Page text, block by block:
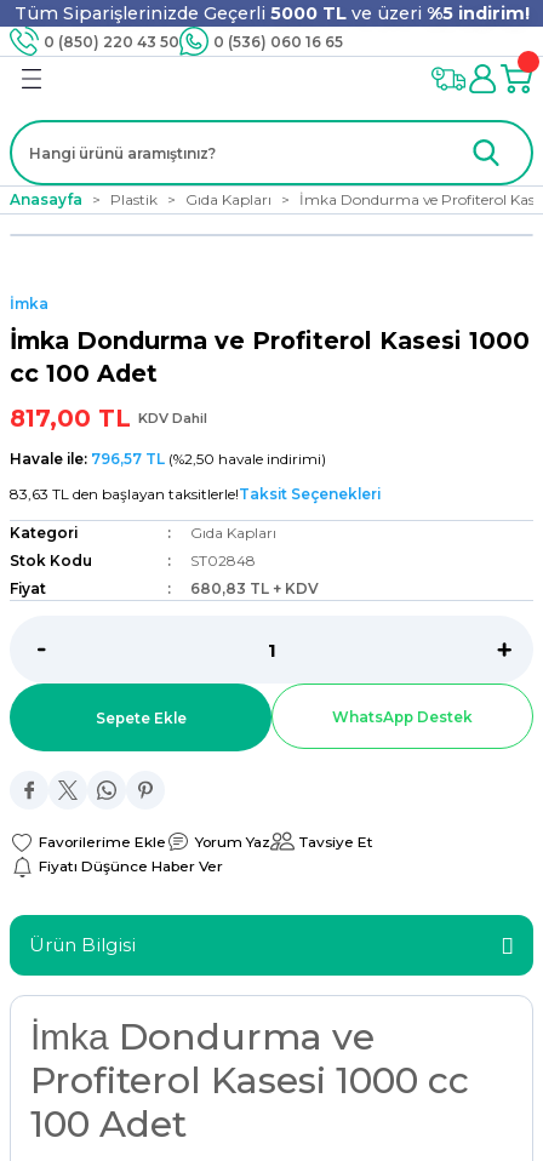
Tüm Siparişlerinizde Geçerli 5000 TLve üzeri %5 indirim!
0 (850) 220 43 50 0 (536) 060 16 65
Geri Dön
Geri Dön
Ürünleri
Geri Dön
Geri Dön
Tahta Karıştırıcı
Geri Dön
Kapları
Geri Dön
Geri Dön
Geri Dön
Anasayfa Plastik Gıda Kapları İmka Dondurma ve Profiterol
İmka
İmka Dondurma ve Profiterol Kasesi 1000
cc 100 Adet
817,00 TL KDV Dahil
Havale ile: 796,57 TL (%2,50 havale indirimi)
83,63 TL den başlayan taksitlerle!Taksit Seçenekleri
Kategori
Gıda Kapları
Stok Kodu
ST02848
Fiyat
680,83 TL + KDV
Sepete Ekle WhatsApp Destek
Yorum Yaz
Tavsiye Et
Fiyatı Düşünce Haber Ver
Ürün Bilgisi
İmka Dondurma ve
Profiterol Kasesi 1000 cc
100 Adet